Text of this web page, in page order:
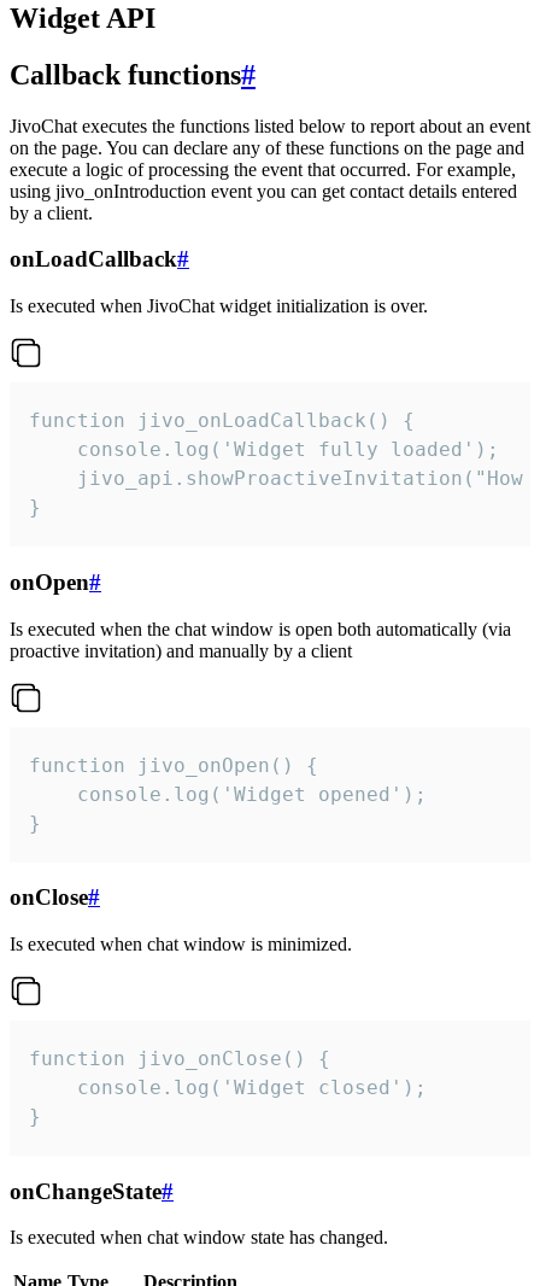
Widget API
Callback functions#
JivoChat executes the functions listed below to report about an event
on the page. You can declare any of these functions on the page and
execute a logic of processing the event that occurred. For example,
using jivo_onIntroduction event you can get contact details entered
by a client.
onLoadCallback#
Is executed when JivoChat widget initialization is over.
function jivo_onLoadCallback() {
    console.log('Widget fully loaded');
jivo_api.showProactiveInvitation("How
}
onOpen#
Is executed when the chat window is open both automatically (via
proactive invitation) and manually by a client
function jivo_onOpen() {
    console.log('Widget opened');
}
onClose#
Is executed when chat window is minimized.
function jivo_onClose() {
    console.log('Widget closed');
}
onChangeState#
Is executed when chat window state has changed.